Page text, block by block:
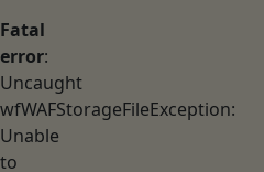
Fatal
error:
Uncaught
wfWAFStorageFileException:
Unable
to